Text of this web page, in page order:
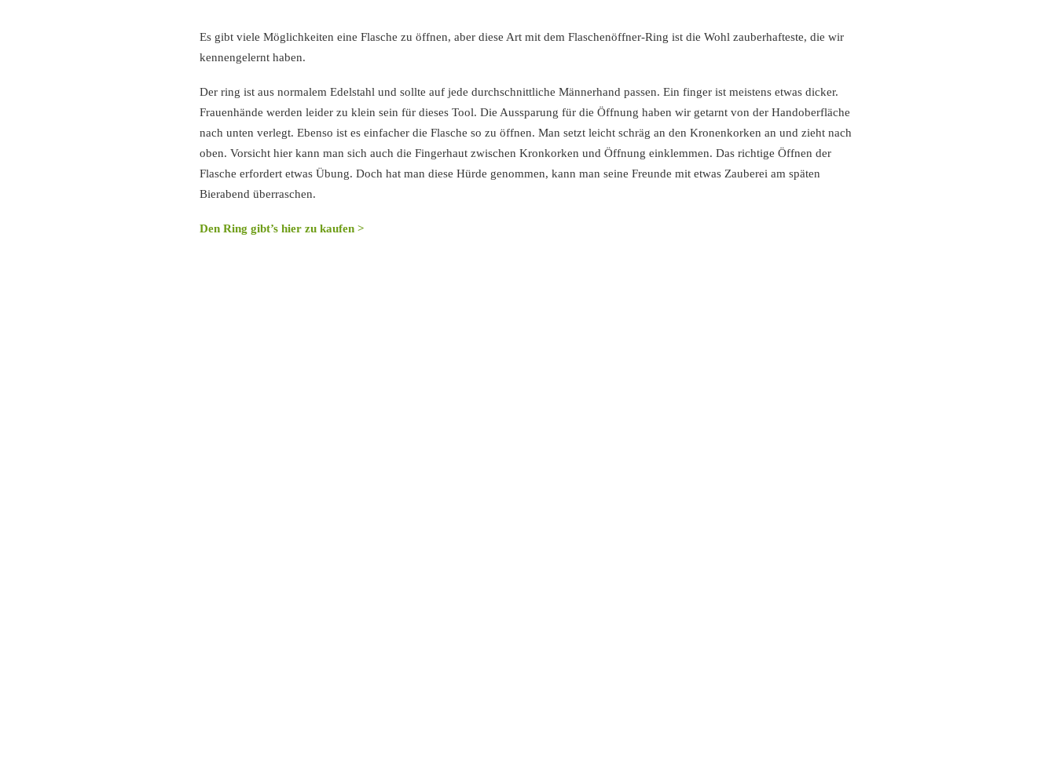
Es gibt viele Möglichkeiten eine Flasche zu öffnen, aber diese Art mit dem Flaschenöffner-Ring ist die Wohl zauberhafteste, die wir
kennengelernt haben.
Der ring ist aus normalem Edelstahl und sollte auf jede durchschnittliche Männerhand passen. Ein finger ist meistens etwas dicker.
Frauenhände werden leider zu klein sein für dieses Tool. Die Aussparung für die Öffnung haben wir getarnt von der Handoberfläche
nach unten verlegt. Ebenso ist es einfacher die Flasche so zu öffnen. Man setzt leicht schräg an den Kronenkorken an und zieht nach
oben. Vorsicht hier kann man sich auch die Fingerhaut zwischen Kronkorken und Öffnung einklemmen. Das richtige Öffnen der
Flasche erfordert etwas Übung. Doch hat man diese Hürde genommen, kann man seine Freunde mit etwas Zauberei am späten
Bierabend überraschen.
Den Ring gibt’s hier zu kaufen >